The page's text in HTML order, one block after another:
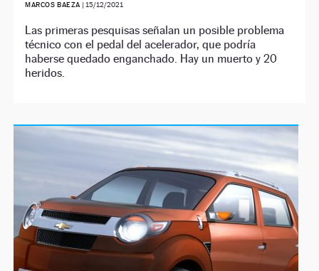
MARCOS BAEZA |15/12/2021
Las primeras pesquisas señalan un posible problema
técnico con el pedal del acelerador, que podría
haberse quedado enganchado. Hay un muerto y 20
heridos.